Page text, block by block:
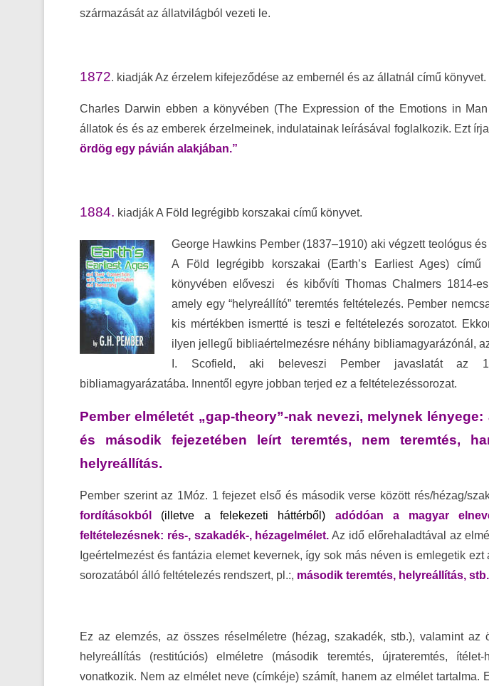
származását az állatvilágból vezeti le.
1872. kiadják Az érzelem kifejeződése az embernél és az állatnál című könyvet.
Charles Darwin ebben a könyvében (The Expression of the Emotions in
állatok és és az emberek érzelmeinek, indulatainak leírásával foglalkozik. Ezt
ördög egy pávián alakjában.”
1884. kiadják A Föld legrégibb korszakai című könyvet.
George Hawkins Pember (1837–1910) aki végzett teológus
A Föld legrégibb korszakai (Earth’s Earliest Ages) című
könyvében előveszi és kibővíti Thomas Chalmers 1814-es
amely egy “helyreállító” teremtés feltételezés. Pember
kis mértékben ismertté is teszi e feltételezés sorozatot.
ilyen jellegű bibliaértelmezésre néhány bibliamagyarázónál,
I. Scofield, aki beleveszi Pember javaslatát az
bibliamagyarázatába. Innentől egyre jobban terjed ez a feltételezéssorozat.
Pember elméletét „gap-theory”-nak nevezi, melynek lényege:
és második fejezetében leírt teremtés, nem teremtés,
helyreállítás.
Pember szerint az 1Móz. 1 fejezet első és második verse között rés/hézag/
fordításokból (illetve a felekezeti háttérből) adódóan a magyar
feltételezésnek: rés-, szakadék-, hézagelmélet. Az idő előrehaladtával az
Igeértelmezést és fantázia elemet kevernek, így sok más néven is emlegetik ezt
sorozatából álló feltételezés rendszert, pl.:, második teremtés, helyreállítás, stb.
Ez az elemzés, az összes réselméletre (hézag, szakadék, stb.), valamint az
helyreállítás (restitúciós) elméletre (második teremtés, újrateremtés, ítélet-
vonatkozik. Nem az elmélet neve (címkéje) számít, hanem az elmélet tartalma.